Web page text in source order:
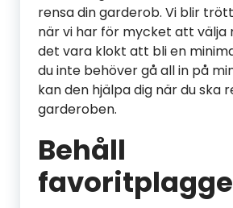
rensa din garderob. Vi blir
när vi har för mycket att välja
det vara klokt att bli en
du inte behöver gå all in på
kan den hjälpa dig när du ska
garderoben.
Behåll